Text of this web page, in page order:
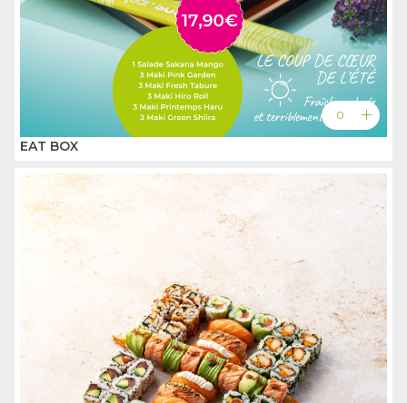
0 add
EAT BOX